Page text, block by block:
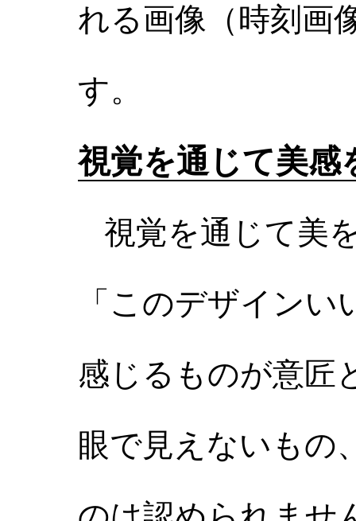
れる画像（時刻画
す。
視覚を通じて美感
視覚を通じて美
「このデザイン
感じるものが意匠
眼で見えないもの